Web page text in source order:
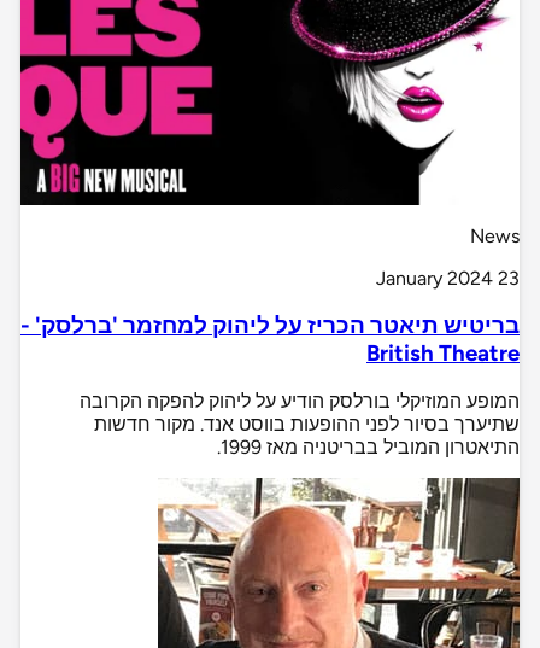
News
23 January 2024
בריטיש תיאטר הכריז על ליהוק למחזמר 'ברלסק' -
British Theatre
המופע המוזיקלי בורלסק הודיע על ליהוק להפקה הקרובה
שתיערך בסיור לפני ההופעות בווסט אנד. מקור חדשות
התיאטרון המוביל בבריטניה מאז 1999.